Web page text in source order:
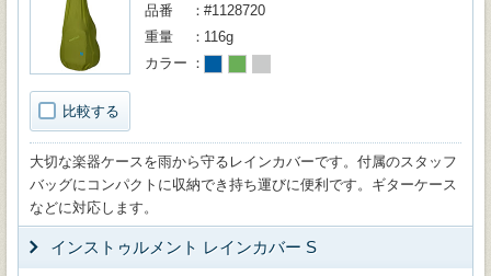
比較する
品番
#1128720
重量
116g
カラー
大切な楽器ケースを雨から守るレインカバーです。付属のスタッフ
バッグにコンパクトに収納でき持ち運びに便利です。ギターケース
などに対応します。
インストゥルメント レインカバー S